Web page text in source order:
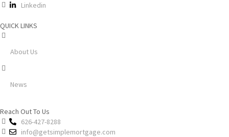
Linkedin
QUICK LINKS
About Us
News
Reach Out To Us
626-427-8288
info@getsimplemortgage.com